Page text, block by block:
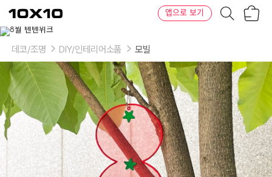
텐
바
텐
앱으로 보기
데코/조명 DIY/인테리어소품 모빌